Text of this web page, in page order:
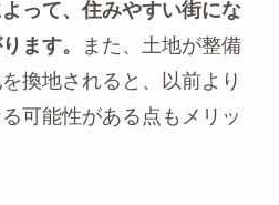
って、住みやすい街にな
ます。
また、土地が整備
換地されると、以前より
可能性がある点もメリッ